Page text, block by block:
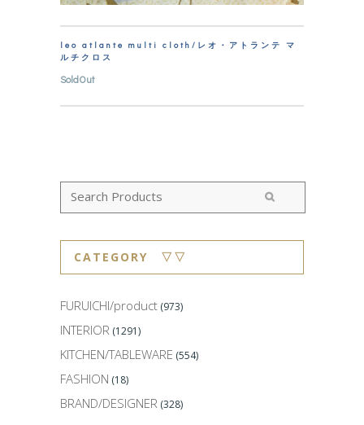
leo atlante multi cloth/レオ・アトランテ マ
ルチクロス
SoldOut
CATEGORY ▽▽
FURUICHI/product (973)
INTERIOR (1291)
KITCHEN/TABLEWARE (554)
FASHION (18)
BRAND/DESIGNER (328)